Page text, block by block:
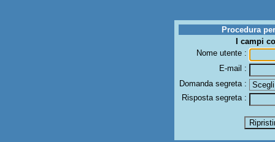
Procedura
I campi
Nome utente :
E-mail :
Domanda segreta :
Risposta segreta :